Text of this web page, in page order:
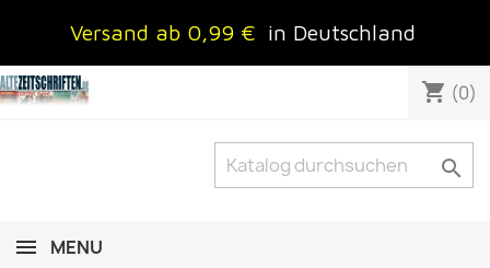
Versand ab 0,99 € in Deutschland
shopping_cart (0)

MENU